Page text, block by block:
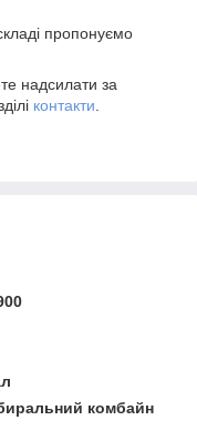
пропонуємо
надсилати за
контакти
комбайн